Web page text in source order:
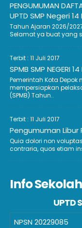
PENGUMUMAN
UPTD SMP Negeri
Tahun Ajaran 2026/2027
Selamat ya buat yang
Terbit : 11 Juli 2017
SPMB SMP NEGERI
Pemerintah Kota
mempersiapkan
(SPMB) Tahun..
Terbit : 11 Juli 2017
Pengumuman Libur
Quia dolori non
contraria, quos etiam
Info Sekolah
UPTD
NPSN 20229085